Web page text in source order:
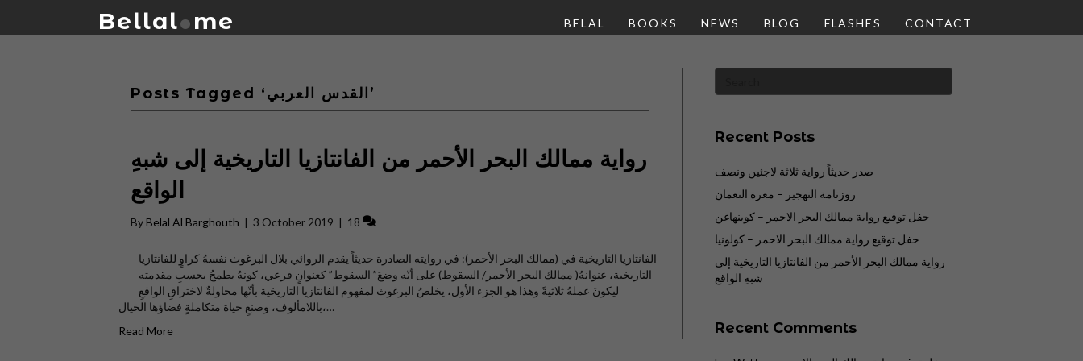
Bellal me BELAL BOOKS NEWS BLOG FLASHES CONTACT
Posts Tagged ‘القدس العربي’
رواية ممالك البحر الأحمر من الفانتازيا التاريخية إلى شبهِ
الواقع
ByBelal Al Barghouth | 3 October 2019 | 18
الفانتازيا التاريخية في (ممالك البحر الأحمر): في روايته الصادرة حديثاً يقدم الروائي بلال البرغوث نفسهُ كراوٍ للفانتازيا
التاريخية، عنوانهُ( ممالك البحر الأحمر/ السقوط) على أنّه وضعَ” السقوط” كعنوانٍ فرعي، كونهُ يطمحُ بحسبِ مقدمته
ليكونَ عملهُ ثلاثيةً وهذا هو الجزء الأول، يخلصُ البرغوث لمفهوم الفانتازيا التاريخية بأنّها محاولةٌ لاختراقِ الواقعِ
باللامألوف، وصنعِ حياة متكاملةٍ فضاؤها الخيال،…
Read More
Recent Posts
صدر حديثاً رواية ثلاثة لاجئين ونصف
روزنامة التهجير – معرة النعمان
حفل توقيع رواية ممالك البحر الاحمر – كوبنهاغن
حفل توقيع رواية ممالك البحر الاحمر – كولونيا
رواية ممالك البحر الأحمر من الفانتازيا التاريخية إلى
شبهِ الواقع
Recent Comments